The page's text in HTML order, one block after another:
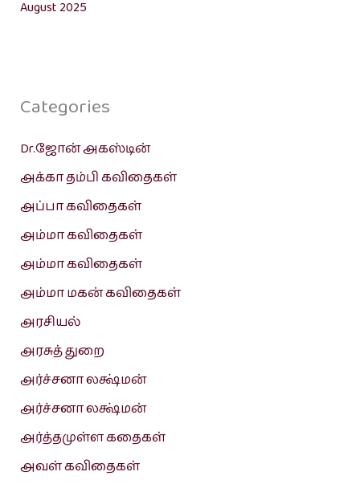
August 2025
Categories
Dr.ஜோன் அகஸ்டின்
அக்கா தம்பி கவிதைகள்
அப்பா கவிதைகள்
அம்மா கவிதைகள்
அம்மா கவிதைகள்
அம்மா மகன் கவிதைகள்
அரசியல்
அரசுத் துறை
அர்ச்சனா லக்ஷ்மன்
அர்ச்சனா லக்ஷ்மன்
அர்த்தமுள்ள கதைகள்
அவள் கவிதைகள்